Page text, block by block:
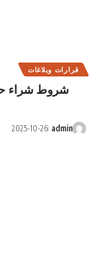
التلفزيوني
درع وزارة الرياضة